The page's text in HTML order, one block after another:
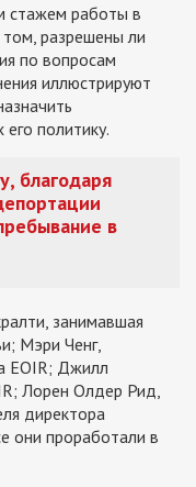
стажем работы в
разрешены ли
по вопросам
иллюстрируют
политику.
благодаря
в
занимавшая
Мэри Ченг,
EOIR; Джилл
Лорен Олдер Рид,
директора
они проработали в